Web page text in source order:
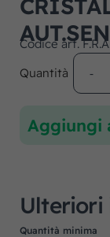
Codice art.
Quantità
Aggiungi
Ulteriori
Quantità minima